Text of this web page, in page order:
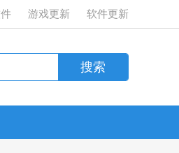
游戏更新 软件更新